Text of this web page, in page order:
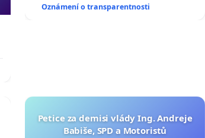
Oznámení o transparentnosti
Petice za demisi vlády Ing. Andreje
Babiše, SPD a Motoristů